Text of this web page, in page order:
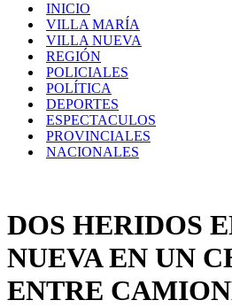
INICIO
VILLA MARÍA
VILLA NUEVA
REGIÓN
POLICIALES
POLÍTICA
DEPORTES
ESPECTACULOS
PROVINCIALES
NACIONALES
DOS HERIDOS
NUEVA EN UN
ENTRE